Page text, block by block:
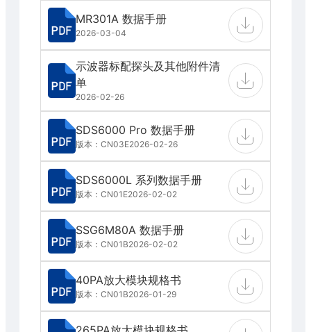
MR301A 数据手册
2026-03-04
示波器标配探头及其他附件清
单
2026-02-26
SDS6000 Pro 数据手册
版本：CN03E2026-02-26
SDS6000L 系列数据手册
版本：CN01E2026-02-02
SSG6M80A 数据手册
版本：CN01B2026-02-02
40PA放大模块规格书
版本：CN01B2026-01-29